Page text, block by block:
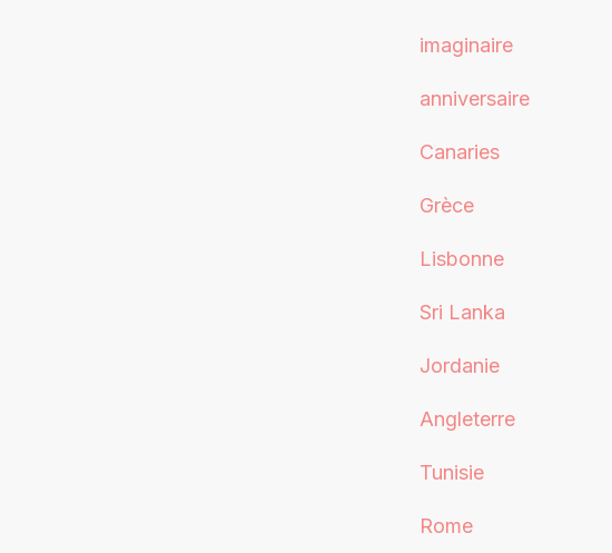
imaginaire
anniversaire
Canaries
Grèce
Lisbonne
Sri Lanka
Jordanie
Angleterre
Tunisie
Rome